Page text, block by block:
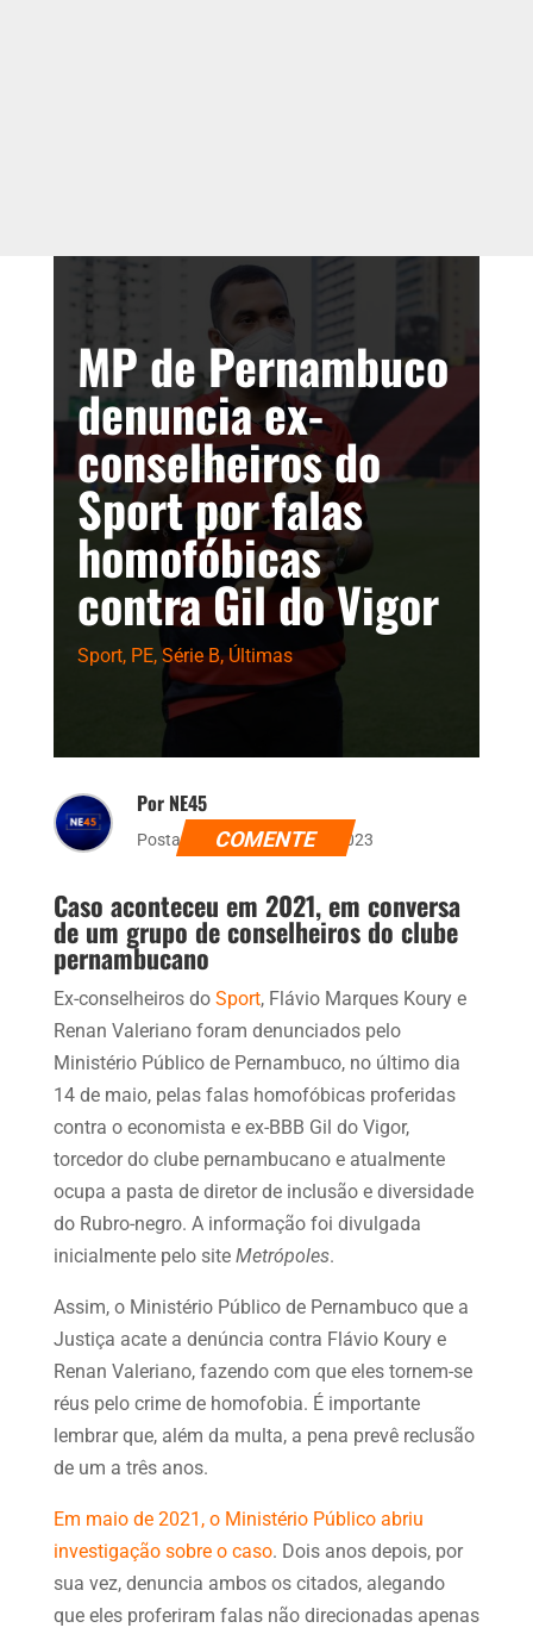
MP de Pernambuco
denuncia ex-
conselheiros do
Sport por falas
homofóbicas
contra Gil do Vigor
Sport, PE, Série B,Últimas
Por NE45
Postado dia 31 de maio de 2023
COMENTE
Caso aconteceu em 2021, em conversa
de um grupo de conselheiros do clube
pernambucano
Ex-conselheiros do Sport, Flávio Marques Koury e
Renan Valeriano foram denunciados pelo
Ministério Público de Pernambuco, no último dia
14 de maio, pelas falas homofóbicas proferidas
contra o economista e ex-BBB Gil do Vigor,
torcedor do clube pernambucano e atualmente
ocupa a pasta de diretor de inclusão e diversidade
do Rubro-negro. A informação foi divulgada
inicialmente pelo site Metrópoles.
Assim, o Ministério Público de Pernambuco que a
Justiça acate a denúncia contra Flávio Koury e
Renan Valeriano, fazendo com que eles tornem-se
réus pelo crime de homofobia. É importante
lembrar que, além da multa, a pena prevê reclusão
de um a três anos.
Em maio de 2021, o Ministério Público abriu
investigação sobre o caso. Dois anos depois, por
sua vez, denuncia ambos os citados, alegando
que eles proferiram falas não direcionadas apenas